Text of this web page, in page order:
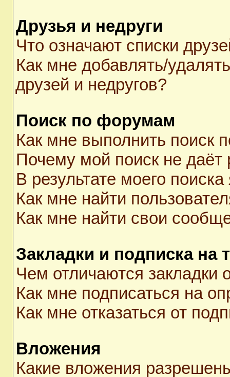
Друзья и недруги
Что означают списки
Как мне добавлять/
друзей и недругов?
Поиск по форумам
Как мне выполнить
Почему мой поиск не даёт
В результате моего
Как мне найти
Как мне найти свои
Закладки и подписка на
Чем отличаются закладки
Как мне подписаться на
Как мне отказаться от
Вложения
Какие вложения